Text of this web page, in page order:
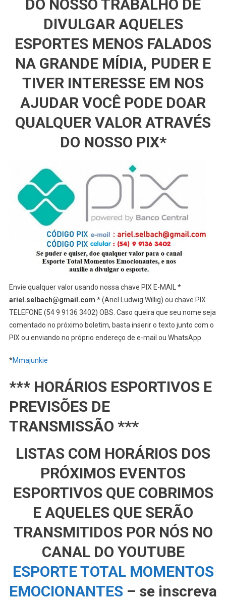
DO NOSSO TRABALHO DE
DIVULGAR AQUELES
ESPORTES MENOS FALADOS
NA GRANDE MÍDIA, PUDER E
TIVER INTERESSE EM NOS
AJUDAR VOCÊ PODE DOAR
QUALQUER VALOR ATRAVÉS
DO NOSSO PIX*
Envie qualquer valor usando nossa chave PIX E-MAIL *
ariel.selbach@gmail.com * (Ariel Ludwig Willig) ou chave PIX
TELEFONE (54 9 9136 3402) OBS. Caso queira que seu nome seja
comentado no próximo boletim, basta inserir o texto junto com o
PIX ou enviando no próprio endereço de e-mail ou WhatsApp
*Mmajunkie
*** HORÁRIOS ESPORTIVOS E
PREVISÕES DE
TRANSMISSÃO ***
LISTAS COM HORÁRIOS DOS
PRÓXIMOS EVENTOS
ESPORTIVOS QUE COBRIMOS
E AQUELES QUE SERÃO
TRANSMITIDOS POR NÓS NO
CANAL DO YOUTUBE
ESPORTE TOTAL MOMENTOS
EMOCIONANTES – se inscreva